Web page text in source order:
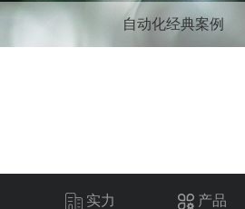
自动化经典案例
实力 产品